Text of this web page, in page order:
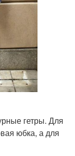
гетры. Для
юбка, а для